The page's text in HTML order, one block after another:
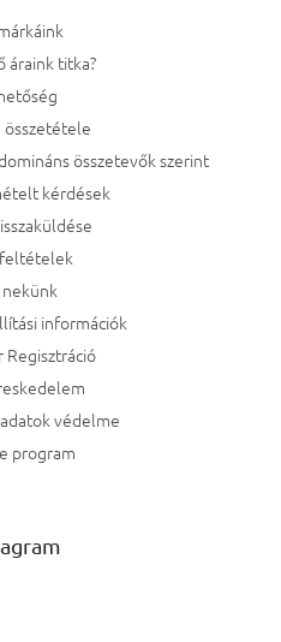
áraink titka?
összetevők szerint
kérdések
információk
Regisztráció
védelme
program